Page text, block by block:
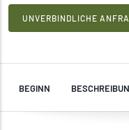
UNVERBINDLICHE
BEGINN